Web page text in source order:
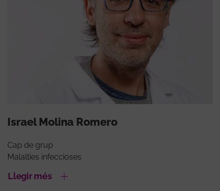
Israel Molina Romero
Cap de grup
Malalties infeccioses
Llegir més